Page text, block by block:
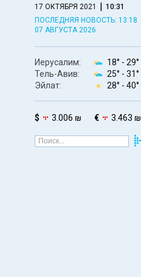
17 ОКТЯБРЯ 2021 | 10:31
ПОСЛЕДНЯЯ НОВОСТЬ: 13:18
07 АВГУСТА 2026
Иерусалим: 18° - 29°
Тель-Авив:
25° - 31°
Эйлат:
28° - 40°
$ 3.006 ₪ € 3.463 ₪